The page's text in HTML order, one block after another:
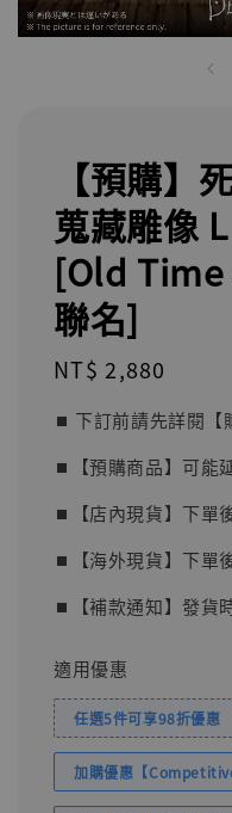
【預購】
蒐藏雕像
[Old Time
聯名]
Regular
NT$ 2,880
⏹︎ 下訂前請先詳閱【
⏹︎【預購商品】可能
⏹︎【店內現貨】下單
⏹︎【海外現貨】下單
⏹︎【補款通知】發貨
適用優惠
任選5件可享98折優惠
加購優惠【